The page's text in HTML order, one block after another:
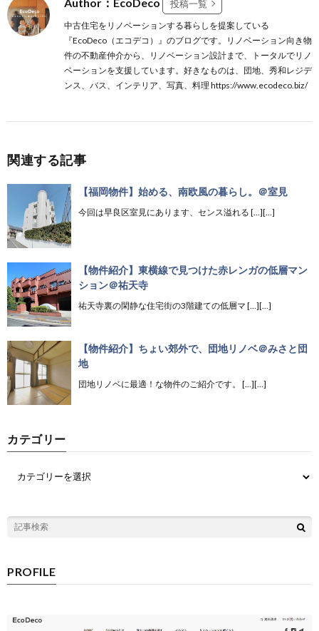
投稿一覧
中古住宅をリノベーションする暮らしを提案している
『EcoDeco（エコデコ）』のブログです。リノベーション向き物
件の不動産仲介から、リノベーション設計まで、トータルでリノ
ベーションを支援しています。好きなものは、団地、秀和レジデ
ンス、バス、インテリア、写真、料理 https://www.ecodeco.biz/
関連する記事
【福岡物件】始める、南欧風の暮らし。＠室見
今回は早良区室見にあります、センス溢れる […][…]
【物件紹介】東横線で見つけた赤レンガの低層マン
ション＠祐天寺
祐天寺裏の閑静な住宅街の3階建ての低層マ […][…]
【物件紹介】ちょい郊外で、団地リノベ＠みさと団
地
団地リノベに最適！な物件のご紹介です。 […][…]
カテゴリー
PROFILE